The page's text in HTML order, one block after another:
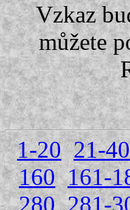
Vzkaz
můžete
1-20 21-40
160 161-
280 281-